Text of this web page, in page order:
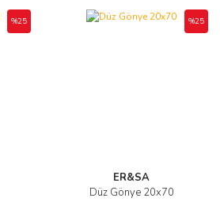
%25
ER&SA
Düz Gönye 20x70
%25